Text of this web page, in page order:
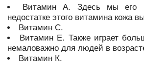
Витамин А. Здесь мы его
недостатке этого витамина кожа
Витамин С.
Витамин Е. Также играет
немаловажно для людей в
Витамин К.